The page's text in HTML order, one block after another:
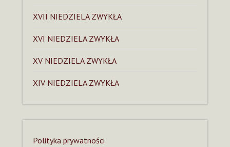
XVII NIEDZIELA ZWYKŁA
XVI NIEDZIELA ZWYKŁA
XV NIEDZIELA ZWYKŁA
XIV NIEDZIELA ZWYKŁA
Polityka prywatności